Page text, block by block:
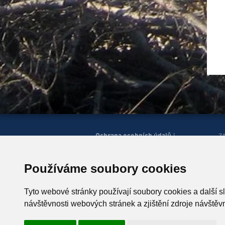
Používáme soubory cookies
Tyto webové stránky používají soubory cookies a další
návštěvnosti webových stránek a zjištění zdroje
Ochrana osobních údajů|
543 51 Špindlerův Mlýn 260,
T +420 499 433 230